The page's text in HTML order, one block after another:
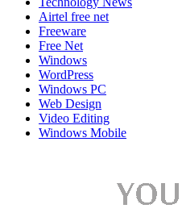
Airtel free net
Freeware
Free Net
Windows
WordPress
Windows PC
Web Design
Video Editing
Windows Mobile